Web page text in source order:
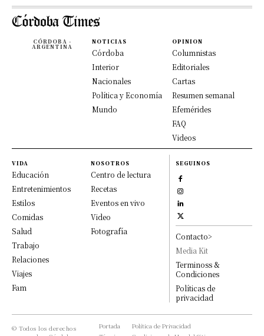
CÓRDOBA -
ARGENTINA
NOTICIAS
Córdoba
Interior
Nacionales
Política y Economía
Mundo
OPINION
Columnistas
Editoriales
Cartas
Resumen semanal
Efemérides
FAQ
Videos
VIDA
Educación
Entretenimientos
Estilos
Comidas
Salud
Trabajo
Relaciones
Viajes
Fam
NOSOTROS
Centro de lectura
Recetas
Eventos en vivo
Video
Fotografía
SEGUINOS
Contacto>
Media Kit
Terminoss &
Condiciones
Políticas de
privacidad
© Todos los derechos
Portada
Política de Privacidad